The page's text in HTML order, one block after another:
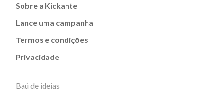
Sobre a Kickante
Lance uma campanha
Termos e condições
Privacidade
Baú de ideias